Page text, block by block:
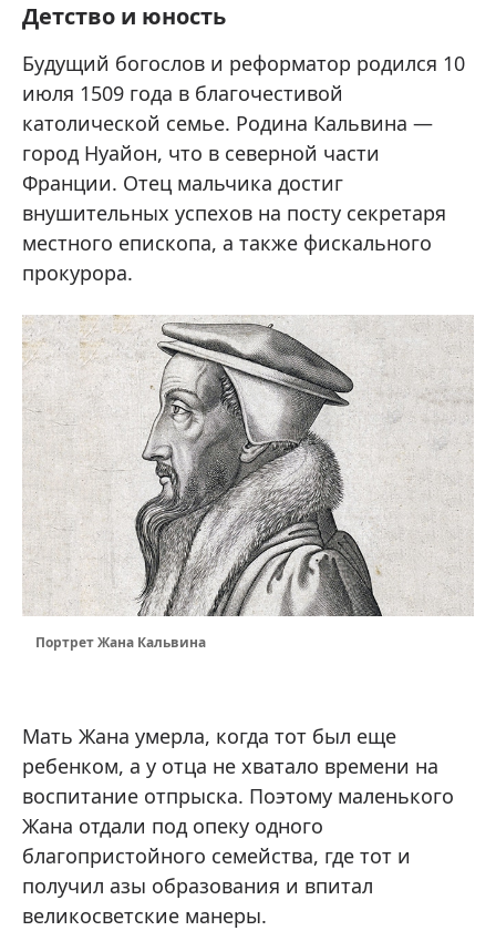
Детство и юность
Будущий богослов и реформатор родился 10
июля 1509 года в благочестивой
католической семье. Родина Кальвина —
город Нуайон, что в северной части
Франции. Отец мальчика достиг
внушительных успехов на посту секретаря
местного епископа, а также фискального
прокурора.
Портрет Жана Кальвина
Мать Жана умерла, когда тот был еще
ребенком, а у отца не хватало времени на
воспитание отпрыска. Поэтому маленького
Жана отдали под опеку одного
благопристойного семейства, где тот и
получил азы образования и впитал
великосветские манеры.